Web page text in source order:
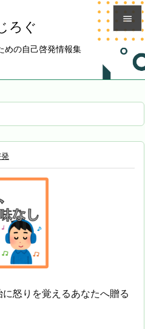
ろぐ
めの自己啓発情報集


メニュ


に怒りを覚えるあなたへ贈る